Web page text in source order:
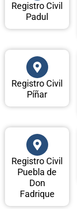
Registro Civil
Padul
Registro Civil
Píñar
Registro Civil
Puebla de
Don
Fadrique